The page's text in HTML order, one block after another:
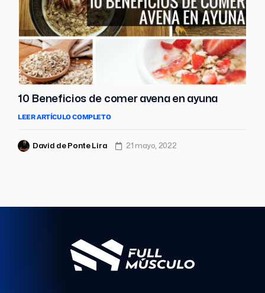
10 Beneficios de comer avena en ayuna
LEER ARTÍCULO COMPLETO
David de Ponte Lira 21 mayo, 2022